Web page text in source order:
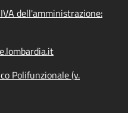
dell'amministrazione:
Polifunzionale (v.